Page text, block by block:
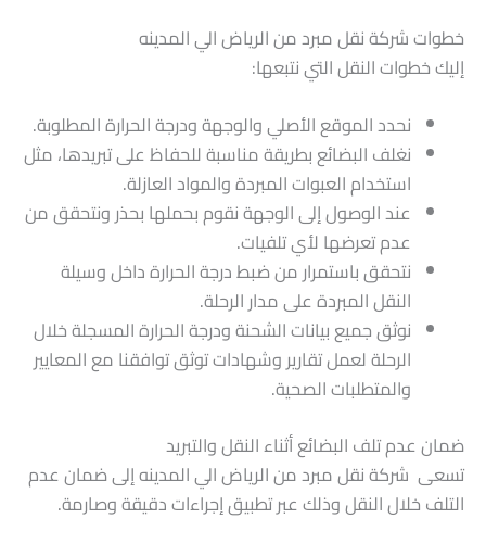
خطوات شركة نقل مبرد من الرياض الي المدينه
إليك خطوات النقل التي نتبعها:
نحدد الموقع الأصلي والوجهة ودرجة الحرارة المطلوبة.
نغلف البضائع بطريقة مناسبة للحفاظ على تبريدها، مثل
استخدام العبوات المبردة والمواد العازلة.
عند الوصول إلى الوجهة نقوم بحملها بحذر ونتحقق من
عدم تعرضها لأي تلفيات.
نتحقق باستمرار من ضبط درجة الحرارة داخل وسيلة
النقل المبردة على مدار الرحلة.
نوثق جميع بيانات الشحنة ودرجة الحرارة المسجلة خلال
الرحلة لعمل تقارير وشهادات توثق توافقنا مع المعايير
والمتطلبات الصحية.
ضمان عدم تلف البضائع أثناء النقل والتبريد
تسعى شركة نقل مبرد من الرياض الي المدينه إلى ضمان عدم
التلف خلال النقل وذلك عبر تطبيق إجراءات دقيقة وصارمة.